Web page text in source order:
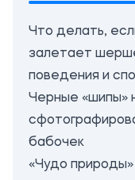
Что делать,
залетает
поведения и
Черные «шипы»
бабочек
«Чудо природы»